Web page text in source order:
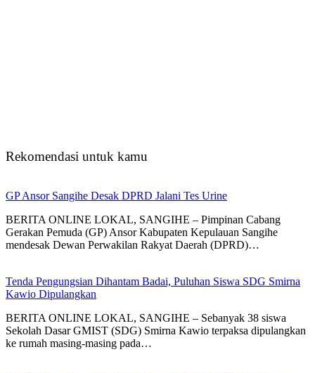
Rekomendasi untuk kamu
GP Ansor Sangihe Desak DPRD Jalani Tes Urine
BERITA ONLINE LOKAL, SANGIHE – Pimpinan Cabang
Gerakan Pemuda (GP) Ansor Kabupaten Kepulauan Sangihe
mendesak Dewan Perwakilan Rakyat Daerah (DPRD)…
Tenda Pengungsian Dihantam Badai, Puluhan Siswa SDG Smirna
Kawio Dipulangkan
BERITA ONLINE LOKAL, SANGIHE – Sebanyak 38 siswa
Sekolah Dasar GMIST (SDG) Smirna Kawio terpaksa dipulangkan
ke rumah masing-masing pada…